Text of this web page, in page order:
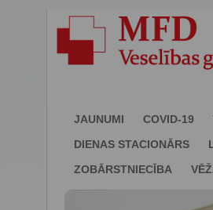
JAUNUMI COVID-19
DIENAS STACIONĀRS
ZOBĀRSTNIECĪBA